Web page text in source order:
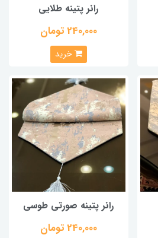
رانر پتینه طلایی
240,000 تومان
خرید
رانر پتینه صورتی طوسی
240,000 تومان